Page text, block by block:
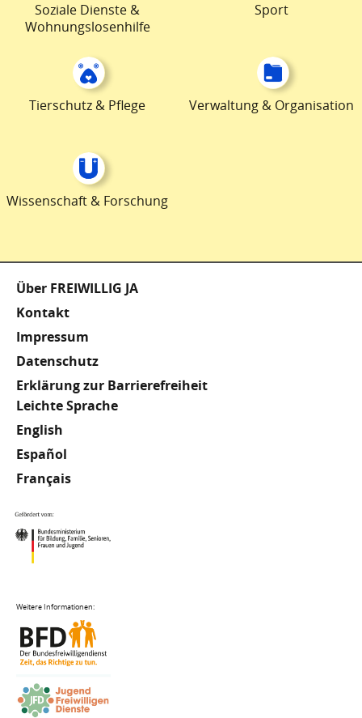
Soziale Dienste &
Wohnungslosenhilfe
Sport
Tierschutz & Pflege Verwaltung & Organisation
Wissenschaft & Forschung
Fußzeile
Über FREIWILLIG JA
Kontakt
Impressum
Datenschutz
Erklärung zur Barrierefreiheit
Meta
Footer
Leichte Sprache
English
Español
Français